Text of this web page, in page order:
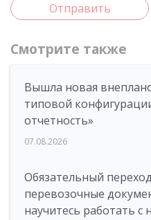
Отправить
Смотрите также
Вышла новая
типовой
отчетность»
07.08.2026
Обязательный
перевозочные
научитесь работать с